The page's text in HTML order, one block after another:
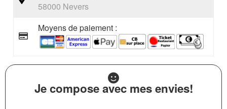
58000 Nevers
Moyens de paiement :
Je compose avec mes envies!